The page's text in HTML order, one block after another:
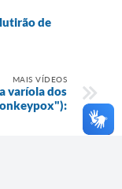
de
MAIS VÍDEOS
varíola dos